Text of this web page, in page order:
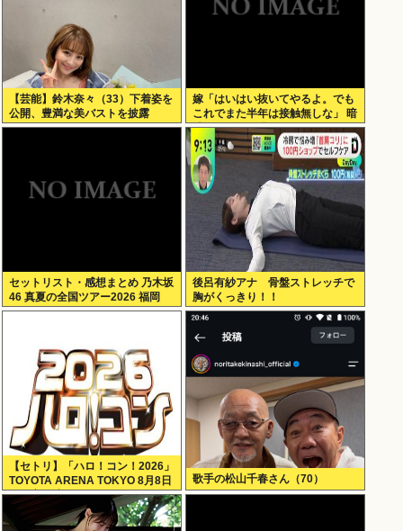
【芸能】鈴木奈々（33）下着姿を
公開、豊満な美バストを披露
嫁「はいはい抜いてやるよ。でも
これでまた半年は接触無しな」 暗
黙のこれツラ過ぎるだろ
セットリスト・感想まとめ 乃木坂
46 真夏の全国ツアー2026 福岡
Day1
後呂有紗アナ 骨盤ストレッチで
胸がくっきり！！
【セトリ】「ハロ！コン！2026」
TOYOTA ARENA TOKYO 8月8日
昼・夜公演セットリス
歌手の松山千春さん（70）